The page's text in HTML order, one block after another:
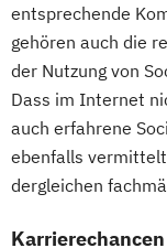
entsprechende
gehören auch die
der Nutzung von
Dass im Internet
auch erfahrene
ebenfalls
dergleichen